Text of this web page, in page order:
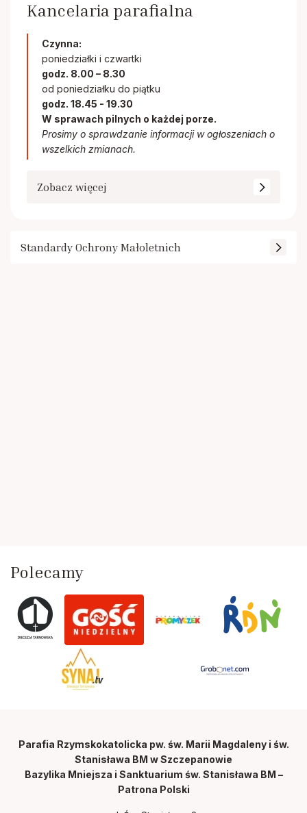
Kancelaria parafialna
Czynna:
poniedziałki i czwartki
godz. 8.00 – 8.30
od poniedziałku do piątku
godz. 18.45 - 19.30
W sprawach pilnych o każdej porze.
Prosimy o sprawdzanie informacji w ogłoszeniach o
wszelkich zmianach.
Zobacz więcej
Standardy Ochrony Małoletnich
Polecamy
Parafia Rzymskokatolicka pw. św. Marii Magdaleny i św.
Stanisława BM w Szczepanowie
Bazylika Mniejsza i Sanktuarium św. Stanisława BM –
Patrona Polski